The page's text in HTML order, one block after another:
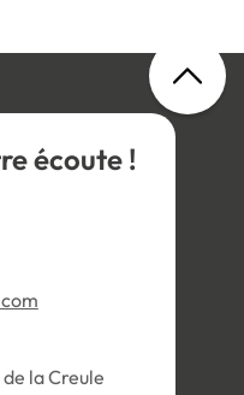
écoute !
la Creule